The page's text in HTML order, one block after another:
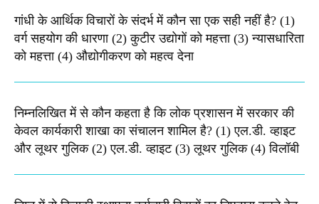
गांधी के आर्थिक विचारों के संदर्भ में कौन सा एक सही नहीं है? (1)
वर्ग सहयोग की धारणा (2) कुटीर उद्योगों को महत्ता (3) न्यासधारिता
को महत्ता (4) औद्योगीकरण को महत्व देना
निम्नलिखित में से कौन कहता है कि लोक प्रशासन में सरकार की
केवल कार्यकारी शाखा का संचालन शामिल है? (1) एल.डी. व्हाइट
और लूथर गुलिक (2) एल.डी. व्हाइट (3) लूथर गुलिक (4) विलॉबी